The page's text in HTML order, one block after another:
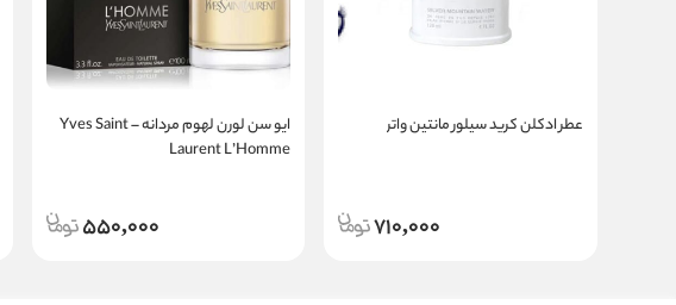
عطر ادکلن کرید سیلور مانتین واتر
710,000
ایو سن لورن لهوم مردانه – Yves Saint
Laurent L’Homme
550,000